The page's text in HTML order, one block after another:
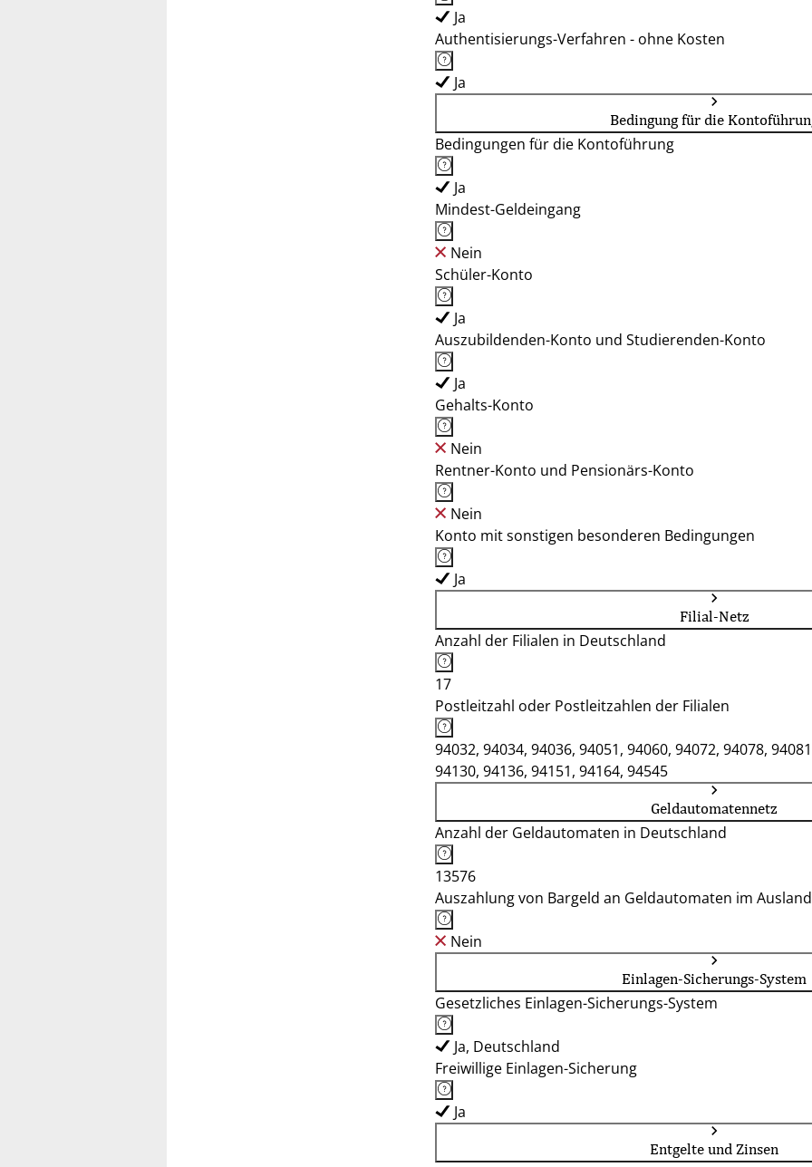
Ja
Authentisierungs-Verfahren - ohne Kosten
Ja
Bedingung für die
Bedingungen für die Kontoführung
Ja
Mindest-Geldeingang
Nein
Schüler-Konto
Ja
Auszubildenden-Konto und Studierenden-Konto
Ja
Gehalts-Konto
Nein
Rentner-Konto und Pensionärs-Konto
Nein
Konto mit sonstigen besonderen Bedingungen
Ja
Filial-Netz
Anzahl der Filialen in Deutschland
17
Postleitzahl oder Postleitzahlen der Filialen
94032, 94034, 94036, 94051, 94060, 94072, 94078,
94130, 94136, 94151, 94164, 94545
Geldautomatennetz
Anzahl der Geldautomaten in Deutschland
13576
Auszahlung von Bargeld an Geldautomaten im
Nein
Einlagen-Sicherungs-System
Gesetzliches Einlagen-Sicherungs-System
Ja, Deutschland
Freiwillige Einlagen-Sicherung
Ja
Entgelte und Zinsen